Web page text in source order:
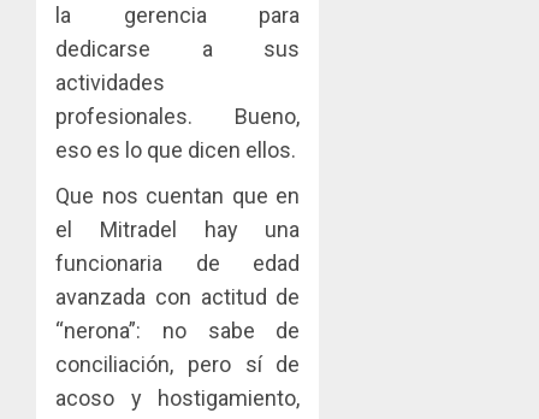
la gerencia para
dedicarse a sus
actividades
profesionales. Bueno,
eso es lo que dicen ellos.
Que nos cuentan que en
el Mitradel hay una
funcionaria de edad
avanzada con actitud de
“nerona”: no sabe de
conciliación, pero sí de
acoso y hostigamiento,